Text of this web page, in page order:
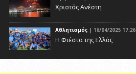
Χριστός Ανέστη
Αθλητισμός | 16/04/2025 17:26
Η Φιέστα της Ελλάς